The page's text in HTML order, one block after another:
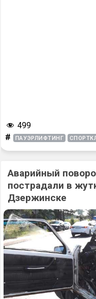
499
# ПАУЭРЛИФТИНГ
Аварийный
пострадали в
Дзержинске